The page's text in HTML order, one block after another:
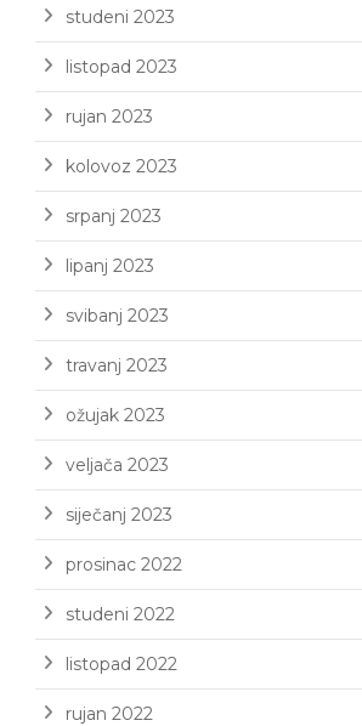
studeni 2023
listopad 2023
rujan 2023
kolovoz 2023
srpanj 2023
lipanj 2023
svibanj 2023
travanj 2023
ožujak 2023
veljača 2023
siječanj 2023
prosinac 2022
studeni 2022
listopad 2022
rujan 2022